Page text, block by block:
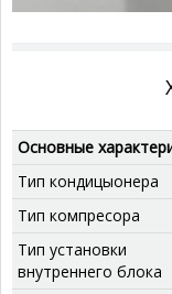
Основные
Тип кондицыонера
Тип компресора
Тип установки
внутреннего блока